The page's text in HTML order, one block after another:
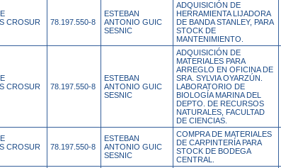
CROSUR
78.197.550-8
ESTEBAN
ANTONIO GUIC
SESNIC
ADQUISICIÓN DE
HERRAMIENTA LIJADORA
DE BANDA STANLEY, PARA
STOCK DE
MANTENIMIENTO.
CROSUR
78.197.550-8
ESTEBAN
ANTONIO GUIC
SESNIC
ADQUISICIÓN DE
MATERIALES PARA
ARREGLO EN OFICINA DE
SRA. SYLVIA OYARZÚN.
LABORATORIO DE
BIOLOGÍA MARINA DEL
DEPTO. DE RECURSOS
NATURALES, FACULTAD
DE CIENCIAS.
CROSUR
78.197.550-8
ESTEBAN
ANTONIO GUIC
SESNIC
COMPRA DE MATERIALES
DE CARPINTERÍA PARA
STOCK DE BODEGA
CENTRAL.